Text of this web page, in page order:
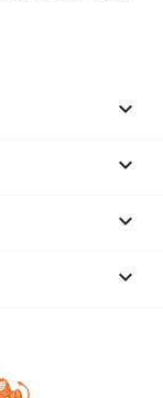



keyboard_arrow_down